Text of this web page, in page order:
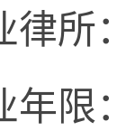
所：
限：